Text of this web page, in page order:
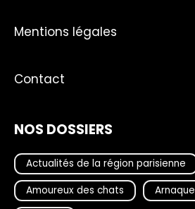
Mentions légales
Contact
NOS DOSSIERS
Actualités de la région parisienne
Amoureux des chats
Arnaque